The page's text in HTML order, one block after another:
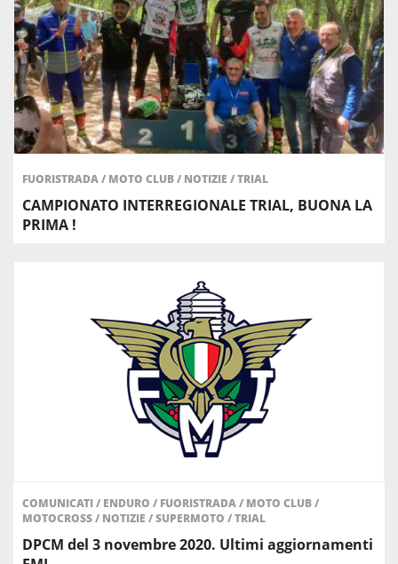
FUORISTRADA/ MOTO CLUB/ NOTIZIE /TRIAL
CAMPIONATO INTERREGIONALE TRIAL, BUONA LA
PRIMA !
COMUNICATI/ ENDURO / FUORISTRADA/ MOTO CLUB/
MOTOCROSS/ NOTIZIE /SUPERMOTO /TRIAL
DPCM del 3 novembre 2020. Ultimi aggiornamenti